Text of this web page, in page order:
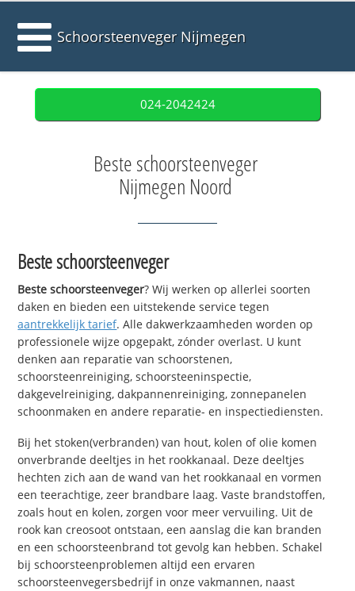
Schoorsteenveger Nijmegen
024-2042424
Beste schoorsteenveger
Nijmegen Noord
Beste schoorsteenveger
Beste schoorsteenveger? Wij werken op allerlei soorten
daken en bieden een uitstekende service tegen
aantrekkelijk tarief. Alle dakwerkzaamheden worden op
professionele wijze opgepakt, zónder overlast. U kunt
denken aan reparatie van schoorstenen,
schoorsteenreiniging, schoorsteeninspectie,
dakgevelreiniging, dakpannenreiniging, zonnepanelen
schoonmaken en andere reparatie- en inspectiediensten.
Bij het stoken(verbranden) van hout, kolen of olie komen
onverbrande deeltjes in het rookkanaal. Deze deeltjes
hechten zich aan de wand van het rookkanaal en vormen
een teerachtige, zeer brandbare laag. Vaste brandstoffen,
zoals hout en kolen, zorgen voor meer vervuiling. Uit de
rook kan creosoot ontstaan, een aanslag die kan branden
en een schoorsteenbrand tot gevolg kan hebben. Schakel
bij schoorsteenproblemen altijd een ervaren
schoorsteenvegersbedrijf in onze vakmannen, naast